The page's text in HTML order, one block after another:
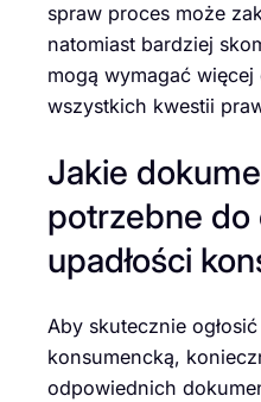
spraw proces może
natomiast bardziej
mogą wymagać
wszystkich kwestii
Jakie
potrzebne do
upadłości
Aby skutecznie
konsumencką,
odpowiednich